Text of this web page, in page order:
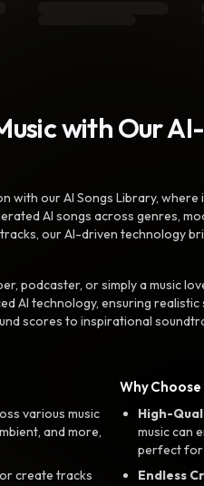
with Our
with our AI Songs Library,
AI songs across genres,
our AI-driven technology
podcaster, or simply a music
AI technology, ensuring
scores to inspirational
various music
and more,
create tracks
Why
High-
music can
perfect for
Endless